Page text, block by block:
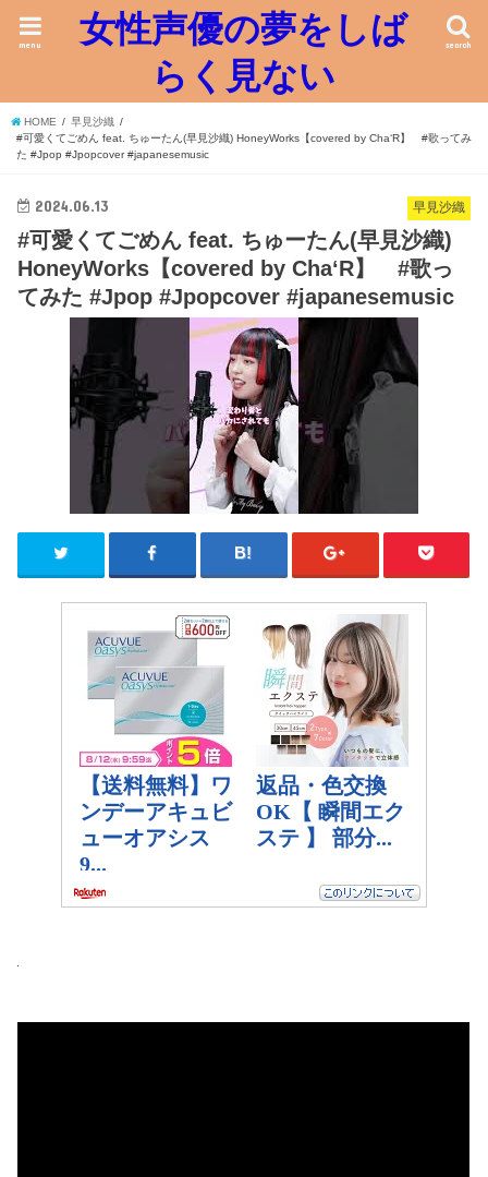
女性声優の夢をしば
らく見ない
search
menu
HOME
早見沙織
#可愛くてごめん feat. ちゅーたん(早見沙織) HoneyWorks【covered by Cha‘R】 #歌ってみ
た #Jpop #Jpopcover #japanesemusic
早見沙織
2024.06.13
#可愛くてごめん feat. ちゅーたん(早見沙織)
HoneyWorks【covered by Cha‘R】 #歌っ
てみた #Jpop #Jpopcover #japanesemusic